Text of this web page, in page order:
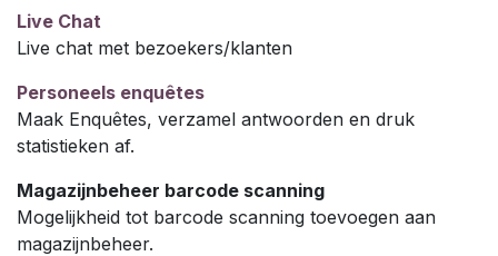
Live Chat
Live chat met bezoekers/klanten
Personeels enquêtes
Maak Enquêtes, verzamel antwoorden en druk
statistieken af.
Magazijnbeheer barcode scanning
Mogelijkheid tot barcode scanning toevoegen aan
magazijnbeheer.